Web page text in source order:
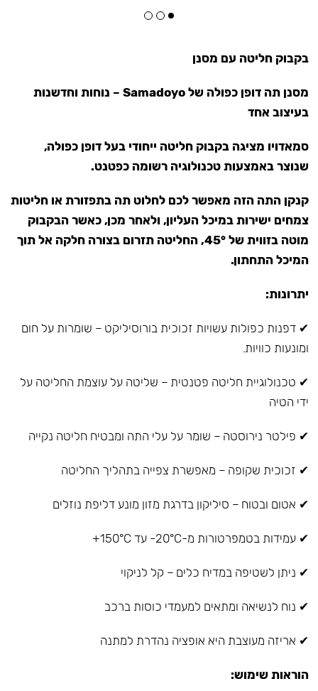
בקבוק חליטה עם מסנן
מסנן תה דופן כפולה של Samadoyo – נוחות וחדשנות
בעיצוב אחד
סמאדויו מציגה בקבוק חליטה ייחודי בעל דופן כפולה,
שנוצר באמצעות טכנולוגיה רשומה כפטנט.
קנקן התה הזה מאפשר לכם לחלוט תה בתפזורת או חליטות
צמחים ישירות במיכל העליון, ולאחר מכן, כאשר הבקבוק
מוטה בזווית של 45°, החליטה תזרום בצורה חלקה אל תוך
המיכל התחתון.
יתרונות:
✔ דפנות כפולות עשויות זכוכית בורוסיליקט – שומרות על חום
ומונעות כוויות.
✔ טכנולוגיית חליטה פטנטית – שליטה על עוצמת החליטה על
ידי הטיה
✔ פילטר נירוסטה – שומר על עלי התה ומבטיח חליטה נקייה
✔ זכוכית שקופה – מאפשרת צפייה בתהליך החליטה
✔ אטום ובטוח – סיליקון בדרגת מזון מונע דליפת נוזלים
✔ עמידות בטמפרטורות מ-20°C- עד 150°C+
✔ ניתן לשטיפה במדיח כלים – קל לניקוי
✔ נוח לנשיאה ומתאים למעמדי כוסות ברכב
✔ אריזה מעוצבת היא אופציה נהדרת למתנה
הוראות שימוש: